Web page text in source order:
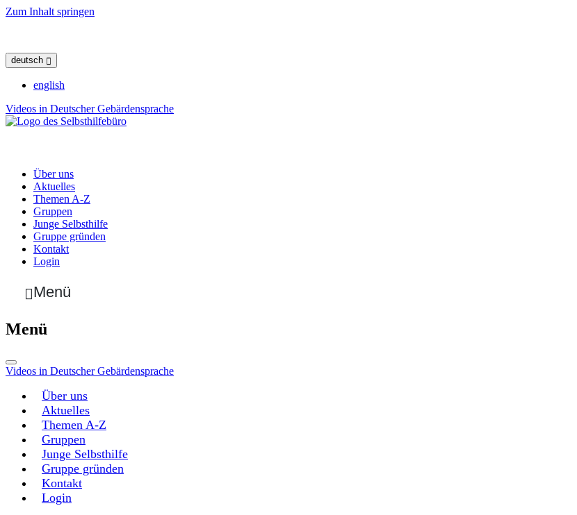
Zum Inhalt springen
deutsch
english
Videos in Deutscher Gebärdensprache
Über uns
Aktuelles
Themen A-Z
Gruppen
Junge Selbsthilfe
Gruppe gründen
Kontakt
Login
Menü
Menü
Videos in Deutscher Gebärdensprache
Über uns
Aktuelles
Themen A-Z
Gruppen
Junge Selbsthilfe
Gruppe gründen
Kontakt
Login